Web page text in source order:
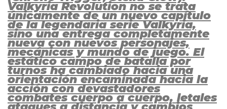
Valkyria Revolution no se trata
únicamente de un nuevo capítulo
de la legendaria serie Valkyria,
sino una entrega completamente
nueva con nuevos personajes,
mecánicas y mundo de juego. El
estático campo de batalla por
turnos ha cambiado hacia una
orientación encaminada hacia la
acción con devastadores
combates cuerpo a cuerpo, letales